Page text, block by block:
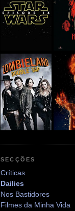
SECÇÕES
Críticas
Dailies
Nos Bastidores
Filmes da Minha Vida